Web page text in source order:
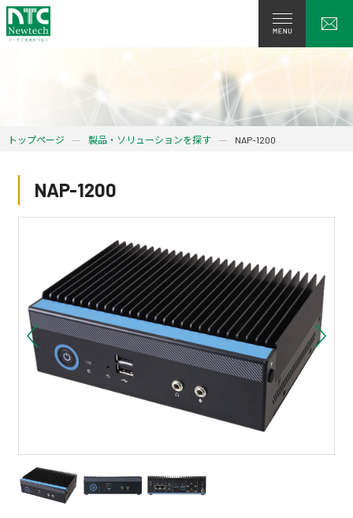
トップページ 製品・ソリューションを探す NAP-1200
NAP-1200